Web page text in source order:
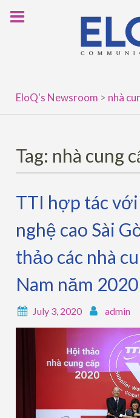
EloQ's Newsroom > nhà
Tag: nhà cung
TTI hợp tác
nghệ cao Sài
thảo các nhà
Nam năm 2020
July 3, 2020 admin